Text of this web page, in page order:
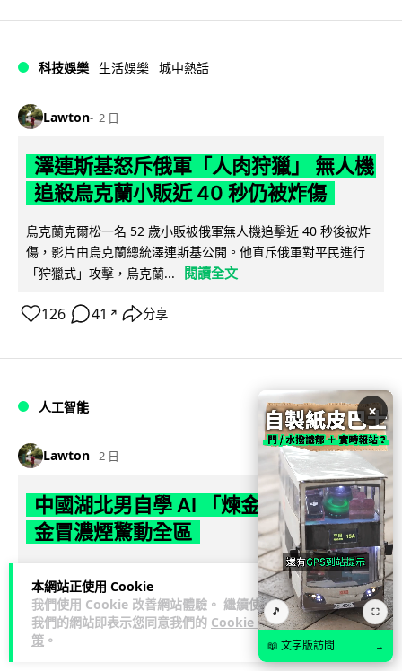
本網站正使用 Cookie
我們使用 Cookie 改善網站體驗。 繼續使用
我們的網站即表示您同意我們的 Cookie 政
策 。
科技娛樂 生活娛樂 城中熱話
Lawton 2 日
澤連斯基怒斥俄軍「人肉狩獵」 無人機
追殺烏克蘭小販近 40 秒仍被炸傷
烏克蘭克爾松一名 52 歲小販被俄軍無人機追擊近 40 秒後被炸
傷，影片由烏克蘭總統澤連斯基公開。他直斥俄軍對平民進行
「狩獵式」攻擊，烏克蘭...
閱讀全文
126 41 ↗ 分享
人工智能
Lawton 2 日
中國湖北男自學 AI 「煉金術」 屋內煉
金冒濃煙驚動全區
中國湖北黃石一名男子見金價高企，利用 AI 自學提煉黃金，在
租住單位私設高壓爐及作坊冶煉，過程產生大量刺鼻濃煙，驚
動鄰居報警。警方到場揭發整...
閱讀全文
113
×
🎵 ⛶
📖 文字版訪問 →